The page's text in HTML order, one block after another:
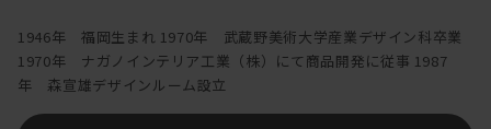
1946年 福岡生まれ 1970年 武蔵野美術大学産業デザイン科卒業
1970年 ナガノインテリア工業（株）にて商品開発に従事 1987
年 森宣雄デザインルーム設立